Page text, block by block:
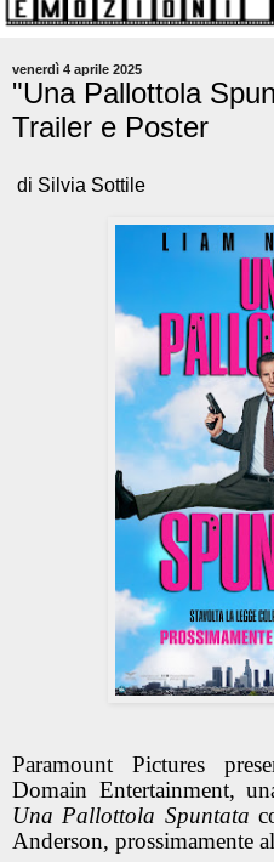
venerdì 4 aprile 2025
"Una Pallottola
Trailer e Poster
di Silvia Sottile
Paramount Pictures
Domain Entertainment,
Una Pallottola Spuntata
Anderson, prossimamente